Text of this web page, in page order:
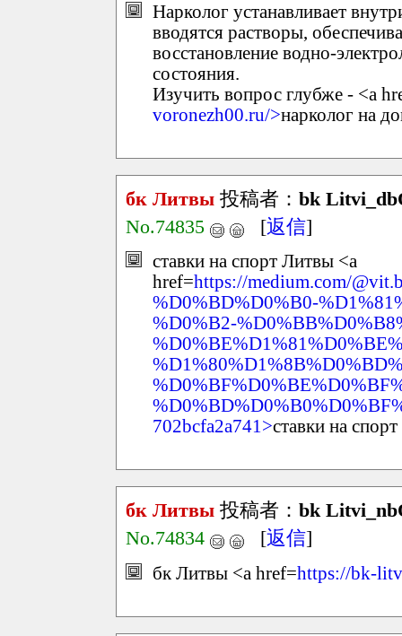
Нарколог устанавливает
вводятся растворы,
восстановление водно-
состояния.
Изучить вопрос глубже - <a
voronezh00.ru/>нарколог на
бк Литвы 投稿者： bk
No.74835
[返信]
ставки на спорт Литвы <a
href=https://medium.com/
%D0%BD%D0%B0-
%D0%B2-
702bcfa2a741>ставки на
бк Литвы 投稿者： bk
No.74834
[返信]
бк Литвы <a href=https://bk-